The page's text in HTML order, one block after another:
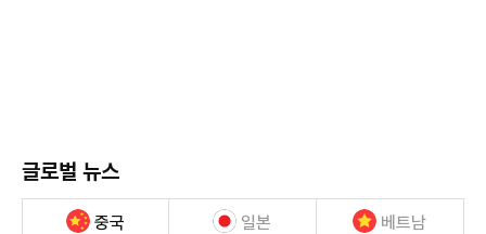
글로벌 뉴스
중국 일본 베트남